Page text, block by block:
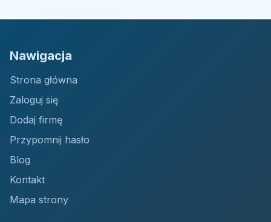
Nawigacja
Strona główna
Zaloguj się
Dodaj firmę
Przypomnij hasło
Blog
Kontakt
Mapa strony